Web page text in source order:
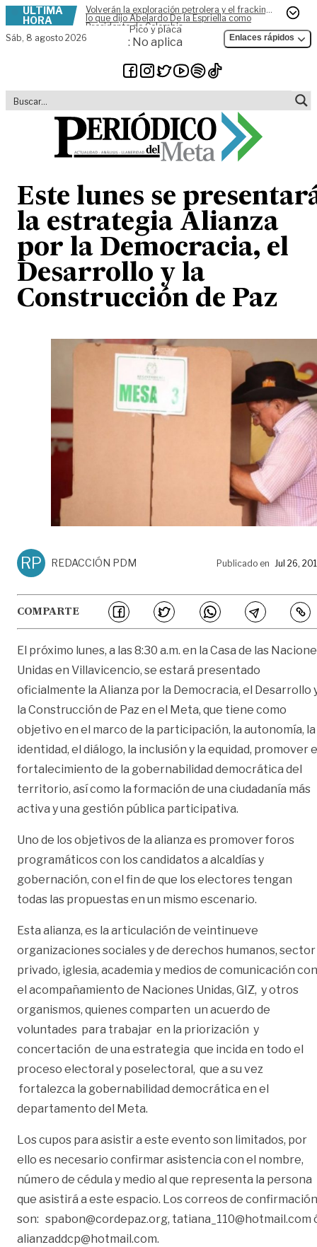
Skip to content
ÚLTIMA
HORA
Volverán la exploración petrolera y el fracking,
lo que dijo Abelardo De la Espriella como
Presidente de Colombia
Sáb, 8 agosto 2026
Pico y placa
: No aplica Enlaces rápidos
Este lunes se
la estrategia Alianza
por la Democracia, el
Desarrollo y la
Construcción de Paz
RP REDACCIÓN PDM Publicado en Jul 26,
COMPARTE
El próximo lunes, a las 8:30 a.m. en la Casa de las
Unidas en Villavicencio, se estará presentado
oficialmente la Alianza por la Democracia, el Desarrollo
la Construcción de Paz en el Meta, que tiene como
objetivo en el marco de la participación, la autonomía, la
identidad, el diálogo, la inclusión y la equidad, promover
fortalecimiento de la gobernabilidad democrática del
territorio, así como la formación de una ciudadanía más
activa y una gestión pública participativa.
Uno de los objetivos de la alianza es promover foros
programáticos con los candidatos a alcaldías y
gobernación, con el fin de que los electores tengan
todas las propuestas en un mismo escenario.
Esta alianza, es la articulación de veintinueve
organizaciones sociales y de derechos humanos, sector
privado, iglesia, academia y medios de comunicación con
el acompañamiento de Naciones Unidas, GIZ, y otros
organismos, quienes comparten un acuerdo de
voluntades para trabajar en la priorización y
concertación de una estrategia que incida en todo el
proceso electoral y poselectoral, que a su vez
fortalezca la gobernabilidad democrática en el
departamento del Meta.
Los cupos para asistir a este evento son limitados, por
ello es necesario confirmar asistencia con el nombre,
número de cédula y medio al que representa la persona
que asistirá a este espacio. Los correos de confirmación
son: spabon@cordepaz.org, tatiana_110@hotmail.com
alianzaddcp@hotmail.com.